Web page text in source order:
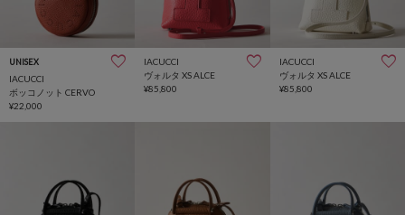
UNISEX
IACUCCI
ボッコノット CERVO
¥22,000
IACUCCI
ヴォルタ XS ALCE
¥85,800
IACUCCI
ヴォルタ XS ALCE
¥85,800